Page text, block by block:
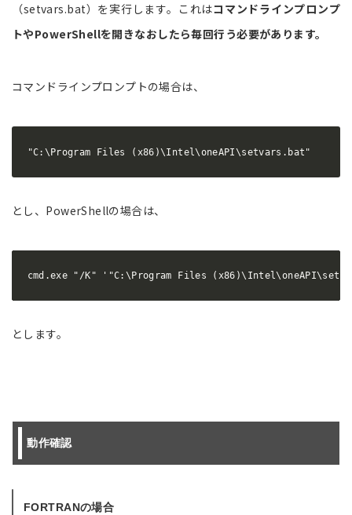
（setvars.bat）を実行します。これはコマンドラインプロンプ
トやPowerShellを開きなおしたら毎回行う必要があります。
コマンドラインプロンプトの場合は、
"C:\Program Files (x86)\Intel\oneAPI\setvars.bat"
とし、PowerShellの場合は、
cmd.exe "/K" '"C:\Program Files
とします。
動作確認
FORTRANの場合